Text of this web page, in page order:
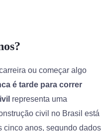
ou começar algo
é tarde para correr
representa uma
civil no Brasil está
cinco anos, segundo dados